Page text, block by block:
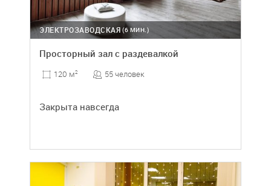
(6 МИН.)
ЭЛЕКТРОЗАВОДСКАЯ
Просторный зал с раздевалкой
120 м2 55 человек
Закрыта навсегда